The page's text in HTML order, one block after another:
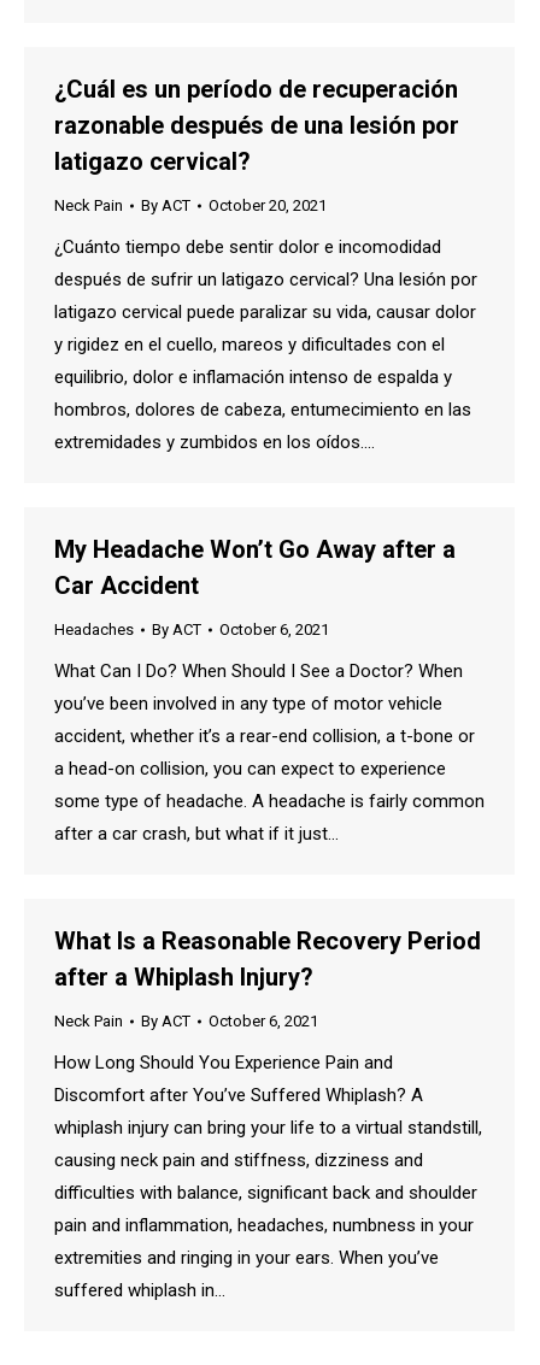
¿Cuál es un período de recuperación
razonable después de una lesión por
latigazo cervical?
Neck Pain By ACT October 20, 2021
¿Cuánto tiempo debe sentir dolor e incomodidad
después de sufrir un latigazo cervical? Una lesión por
latigazo cervical puede paralizar su vida, causar dolor
y rigidez en el cuello, mareos y dificultades con el
equilibrio, dolor e inflamación intenso de espalda y
hombros, dolores de cabeza, entumecimiento en las
extremidades y zumbidos en los oídos.…
My Headache Won’t Go Away after a
Car Accident
Headaches By ACT October 6, 2021
What Can I Do? When Should I See a Doctor? When
you’ve been involved in any type of motor vehicle
accident, whether it’s a rear-end collision, a t-bone or
a head-on collision, you can expect to experience
some type of headache. A headache is fairly common
after a car crash, but what if it just…
What Is a Reasonable Recovery Period
after a Whiplash Injury?
Neck Pain By ACT October 6, 2021
How Long Should You Experience Pain and
Discomfort after You’ve Suffered Whiplash? A
whiplash injury can bring your life to a virtual standstill,
causing neck pain and stiffness, dizziness and
difficulties with balance, significant back and shoulder
pain and inflammation, headaches, numbness in your
extremities and ringing in your ears. When you’ve
suffered whiplash in…